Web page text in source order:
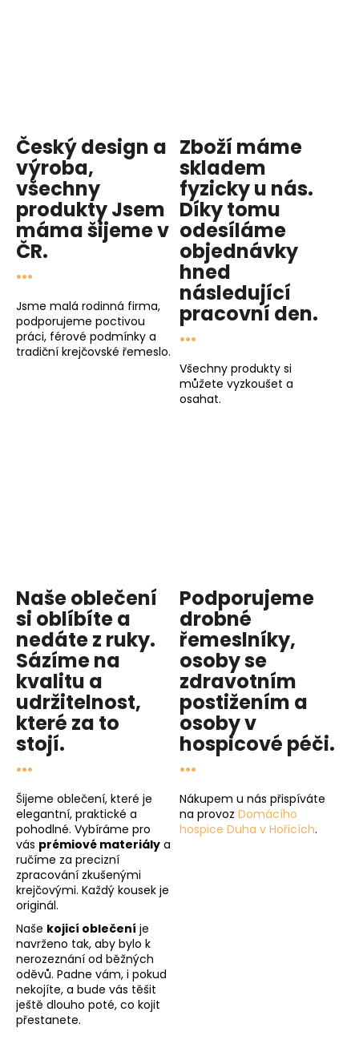
Český design a
výroba,
všechny
produktyJsem
mámašijeme v
ČR.
...
Jsme malá rodinná firma,
podporujeme poctivou
práci, férové podmínky a
tradiční krejčovské řemeslo.
Zboží máme
skladem
fyzicky u nás.
Díky tomu
odesíláme
objednávky
hned
následující
pracovní den.
...
Všechny produkty si
můžete vyzkoušet a
osahat.
Naše oblečení
si oblíbíte a
nedáte z ruky.
Sázíme na
kvalitu a
udržitelnost,
které za to
stojí.
...
Šijeme oblečení, které je
elegantní, praktické a
pohodlné. Vybíráme pro
vás prémiové materiály a
ručíme za precizní
zpracování zkušenými
krejčovými. Každý kousek je
originál.
Naše kojicí oblečení je
navrženo tak, aby bylo k
nerozeznání od běžných
oděvů. Padne vám, i pokud
nekojíte, a bude vás těšit
ještě dlouho poté, co kojit
přestanete.
Podporujeme
drobné
řemeslníky,
osoby se
zdravotním
postižením a
osoby v
hospicové péči.
...
Nákupem u nás přispíváte
na provoz Domácího
hospice Duha v Hořicích.